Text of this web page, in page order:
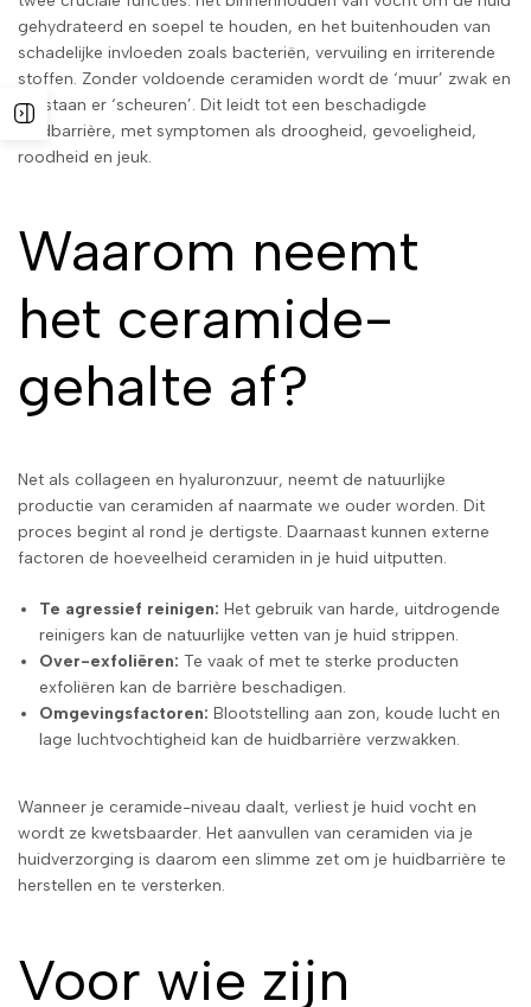
gehydrateerd en soepel te houden, en het buitenhouden van
schadelijke invloeden zoals bacteriën, vervuiling en irriterende
stoffen. Zonder voldoende ceramiden wordt de ‘muur’ zwak en
ontstaan er ‘scheuren’. Dit leidt tot een beschadigde
huidbarrière, met symptomen als droogheid, gevoeligheid,
roodheid en jeuk.
Waarom neemt
het ceramide-
gehalte af?
Net als collageen en hyaluronzuur, neemt de natuurlijke
productie van ceramiden af naarmate we ouder worden. Dit
proces begint al rond je dertigste. Daarnaast kunnen externe
factoren de hoeveelheid ceramiden in je huid uitputten.
Te agressief reinigen: Het gebruik van harde, uitdrogende
reinigers kan de natuurlijke vetten van je huid strippen.
Over-exfoliëren: Te vaak of met te sterke producten
exfoliëren kan de barrière beschadigen.
Omgevingsfactoren: Blootstelling aan zon, koude lucht en
lage luchtvochtigheid kan de huidbarrière verzwakken.
Wanneer je ceramide-niveau daalt, verliest je huid vocht en
wordt ze kwetsbaarder. Het aanvullen van ceramiden via je
huidverzorging is daarom een slimme zet om je huidbarrière te
herstellen en te versterken.
Voor wie zijn